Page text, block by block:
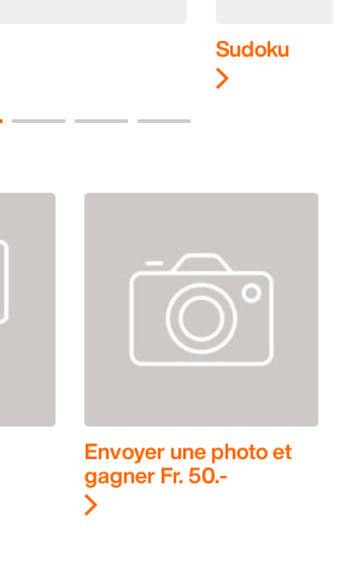
Sudoku
Envoyer une photo et
gagner Fr. 50.-